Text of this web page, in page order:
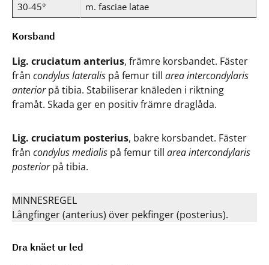
30-45°
m. fasciae latae
Korsband
Lig. cruciatum anterius, främre korsbandet. Fäster
från condylus lateralis på femur till area intercondylaris
anteriorpå tibia. Stabiliserar knäleden i riktning
framåt. Skada ger en positiv främre draglåda.
Lig. cruciatum posterius, bakre korsbandet. Fäster
från condylus medialis på femur till area intercondylaris
posteriorpå tibia.
MINNESREGEL
Långfinger (anterius) över pekfinger (posterius).
Dra knäet ur led